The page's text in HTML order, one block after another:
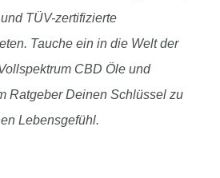
TÜV-zertifizierte
Tauche ein in die Welt der
CBD Öle und
Ratgeber Deinen Schlüssel zu
Lebensgefühl.